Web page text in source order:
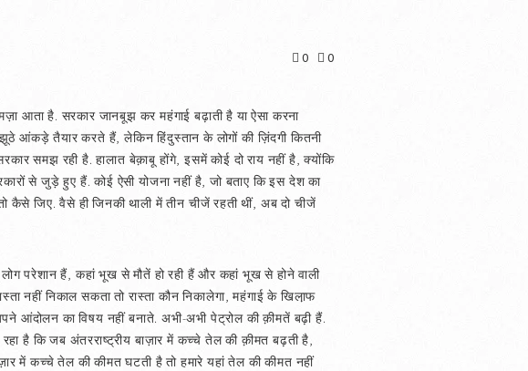
0 0
आता है. सरकार जानबूझ कर महंगाई बढ़ाती है या ऐसा करना
आंकड़े तैयार करते हैं, लेकिन हिंदुस्तान के लोगों की ज़िंदगी कितनी
समझ रही है. हालात बेक़ाबू होंगे, इसमें कोई दो राय नहीं है, क्योंकि
से जुड़े हुए हैं. कोई ऐसी योजना नहीं है, जो बताए कि इस देश का
जिए. वैसे ही जिनकी थाली में तीन चीजें रहती थीं, अब दो चीजें
परेशान हैं, कहां भूख से मौतें हो रही हैं और कहां भूख से होने वाली
नहीं निकाल सकता तो रास्ता कौन निकालेगा, महंगाई के खिला़फ
आंदोलन का विषय नहीं बनाते. अभी-अभी पेट्रोल की क़ीमतें बढ़ी हैं.
है कि जब अंतरराष्ट्रीय बाज़ार में कच्चे तेल की क़ीमत बढ़ती है,
में कच्चे तेल की कीमत घटती है तो हमारे यहां तेल की कीमत नहीं